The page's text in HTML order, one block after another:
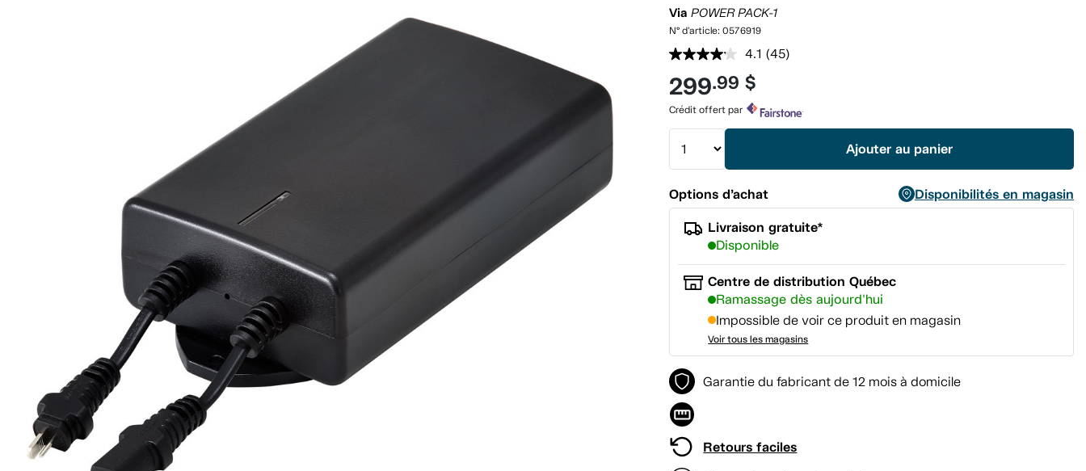
ViaPOWER PACK-1
N° d'article:0576919
4.1 Lire
Lien
(45)
299.99 $
Crédit offert par
Ajouter au panier
Options d’achat
Disponibilités en magasin
Livraison gratuite*
Disponible
Centre de distribution Québec
Ramassage dès aujourd'hui
Impossible de voir ce produit en magasin
Voir tous les magasins
Garantie du fabricant de 12 mois à domicile
Retours faciles